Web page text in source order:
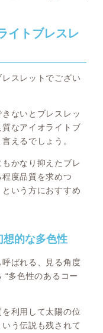
イトブレスレ
スレットでござい
ないとブレスレッ
質なアイオライトブ
えるでしょう。
かなり抑えたブレ
度品質を求めつ
いう方におすすめ
想的な多色性
ばれる、見る角度
“多色性のあるコー
利用して太陽の位
う伝説も残されて